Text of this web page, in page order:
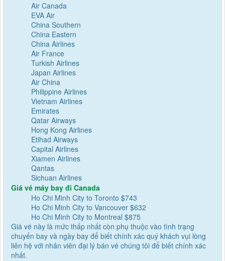
Air Canada
EVA Air
China Southern
China Eastern
China Airlines
Air France
Turkish Airlines
Japan Airlines
Air China
Philippine Airlines
Vietnam Airlines
Emirates
Qatar Airways
Hong Kong Airlines
Etihad Airways
Capital Airlines
Xiamen Airlines
Qantas
Sichuan Airlines
Giá vé máy bay đi Canada
Ho Chi Minh City to Toronto $743
Ho Chi Minh City to Vancouver $632
Ho Chi Minh City to Montreal $875
Giá vé này là mức thấp nhất còn phụ thuộc vào tình trạng
chuyến bay và ngày bay để biết chính xác quý khách vụi lòng
liên hệ với nhân viên đại lý bán vé chúng tôi để biết chính xác
nhất.